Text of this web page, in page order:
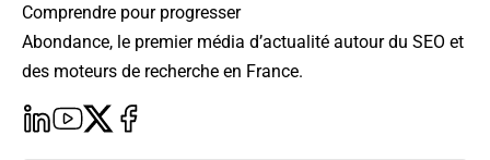
Comprendre pour progresser
Abondance, le premier média d’actualité autour du SEO et
des moteurs de recherche en France.